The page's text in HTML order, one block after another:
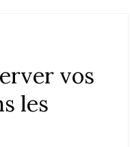
vos
les